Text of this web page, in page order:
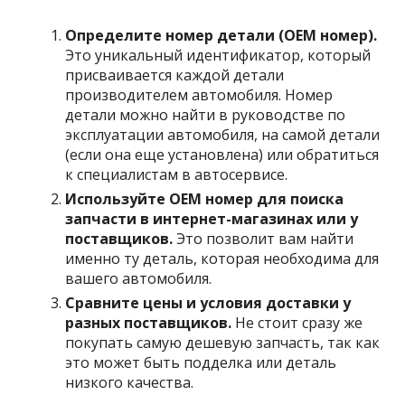
Определите номер детали (OEM номер).
Это уникальный идентификатор, который
присваивается каждой детали
производителем автомобиля. Номер
детали можно найти в руководстве по
эксплуатации автомобиля, на самой детали
(если она еще установлена) или обратиться
к специалистам в автосервисе.
Используйте OEM номер для поиска
запчасти в интернет-магазинах или у
поставщиков.Это позволит вам найти
именно ту деталь, которая необходима для
вашего автомобиля.
Сравните цены и условия доставки у
разных поставщиков. Не стоит сразу же
покупать самую дешевую запчасть, так как
это может быть подделка или деталь
низкого качества.